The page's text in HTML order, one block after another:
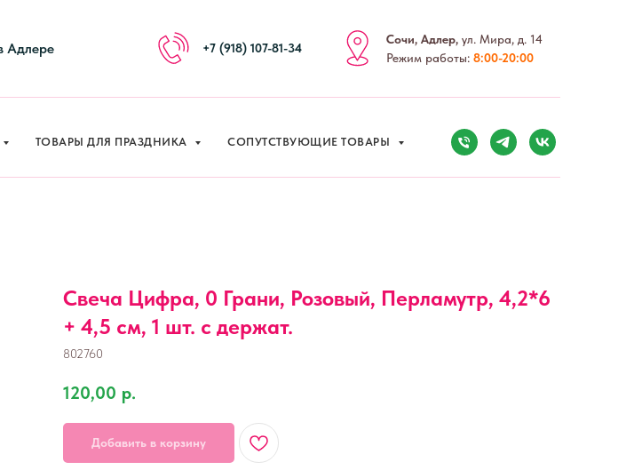
Адлере +7 (918) 107-81-34
Сочи, Адлер, ул. Мира, д. 14
Режим работы: 8:00-20:00
ТОВАРЫ ДЛЯ ПРАЗДНИКА СОПУТСТВУЮЩИЕ ТОВАРЫ
Свеча Цифра, 0 Грани, Розовый, Перламутр, 4,2*6
+ 4,5 см, 1 шт. с держат.
802760
120,00 р.
Добавить в корзину